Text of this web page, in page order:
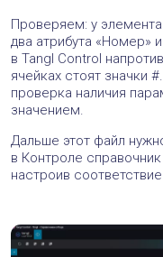
Проверяем: у
два атрибута «Номер»
в Tangl Control
ячейках стоят значки
проверка наличия
значением.
Дальше этот файл
в Контроле справочник
настроив